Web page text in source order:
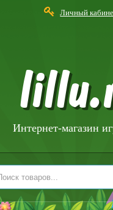
Личный
Интернет-магазин